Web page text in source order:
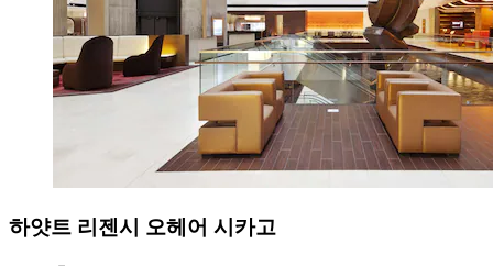
하얏트 리젠시 오헤어 시카고